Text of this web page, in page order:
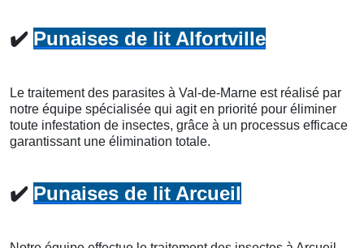
✔️ Punaises de lit Alfortville
Le traitement des parasites à Val-de-Marne est réalisé par
notre équipe spécialisée qui agit en priorité pour éliminer
toute infestation de insectes, grâce à un processus efficace
garantissant une élimination totale.
✔️ Punaises de lit Arcueil